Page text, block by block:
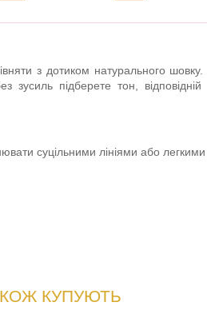
з дотиком натурального
підберете тон, відповідній
суцільними лініями або
КУПУЮТЬ